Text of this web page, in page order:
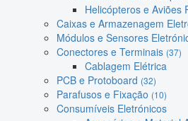
Helicópteros e Aviões
Caixas e Armazenagem
Módulos e Sensores
Conectores e Terminais (37)
Cablagem Elétrica
PCB e Protoboard (32)
Parafusos e Fixação (10)
Consumíveis Eletrónicos